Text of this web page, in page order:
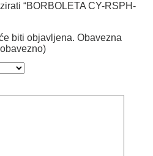
“BORBOLETA CY-RSPH-
biti objavljena. Obavezna